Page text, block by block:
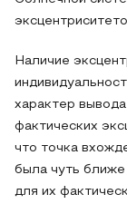
Наличие
характер
фактических
что точка
была чуть
для их